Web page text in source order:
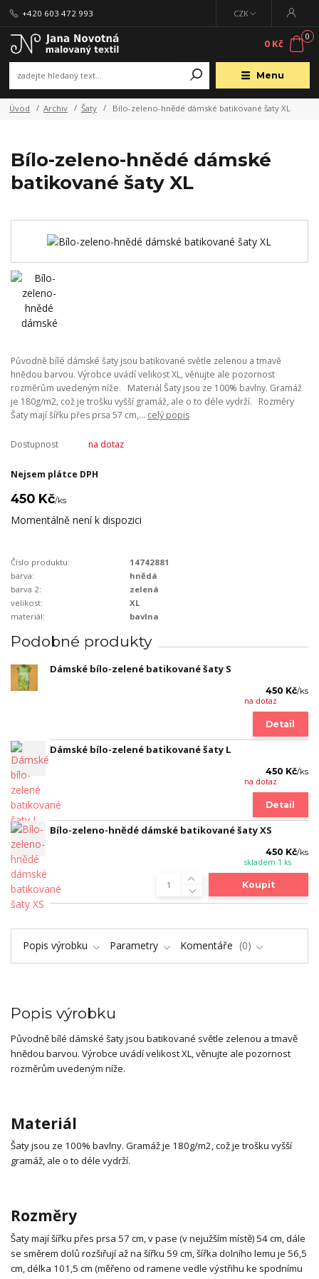
Menu
CZK
+420 603 472 993
0
0 Kč
Úvod Archiv Šaty Bílo-zeleno-hnědé dámské batikované šaty XL
Bílo-zeleno-hnědé dámské
batikované šaty XL
Původně bílé dámské šaty jsou batikované světle zelenou a tmavě
hnědou barvou. Výrobce uvádí velikost XL, věnujte ale pozornost
rozměrům uvedeným níže. Materiál Šaty jsou ze 100% bavlny. Gramáž
je 180g/m2, což je trošku vyšší gramáž, ale o to déle vydrží. Rozměry
Šaty mají šířku přes prsa 57 cm,... celý popis
Dostupnost na dotaz
Nejsem plátce DPH
450 Kč/ks
Momentálně není k dispozici
Číslo produktu:
14742881
barva:
hnědá
barva 2:
zelená
velikost:
XL
materiál:
bavlna
Podobné produkty
Dámské bílo-zelené batikované šaty S
450 Kč/ks
na dotaz
Detail
Dámské bílo-zelené batikované šaty L
450 Kč/ks
na dotaz
Detail
Bílo-zeleno-hnědé dámské batikované šaty XS
450 Kč/ks
skladem 1 ks
Koupit
Popis výrobku Parametry Komentáře 0
Popis výrobku
Původně bílé dámské šaty jsou batikované světle zelenou a tmavě
hnědou barvou. Výrobce uvádí velikost XL, věnujte ale pozornost
rozměrům uvedeným níže.
Materiál
Šaty jsou ze 100% bavlny. Gramáž je 180g/m2, což je trošku vyšší
gramáž, ale o to déle vydrží.
Rozměry
Šaty mají šířku přes prsa 57 cm, v pase (v nejužším místě) 54 cm, dále
se směrem dolů rozšiřují až na šířku 59 cm, šířka dolního lemu je 56,5
cm, délka 101,5 cm (měřeno od ramene vedle výstřihu ke spodnímu